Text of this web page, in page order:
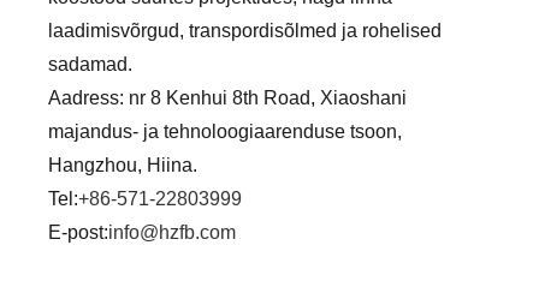
laadimisvõrgud, transpordisõlmed ja rohelised
sadamad.
Aadress: nr 8 Kenhui 8th Road, Xiaoshani
majandus- ja tehnoloogiaarenduse tsoon,
Hangzhou, Hiina.
Tel:+86-571-22803999
E-post:info@hzfb.com